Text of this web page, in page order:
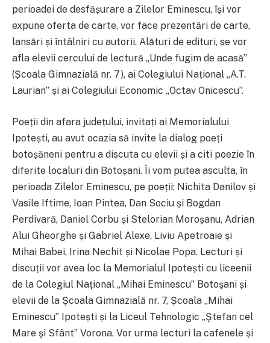
perioadei de desfășurare a Zilelor Eminescu, își vor
expune oferta de carte, vor face prezentări de carte,
lansări și întâlniri cu autorii. Alături de edituri, se vor
afla elevii cercului de lectură „Unde fugim de acasă”
(Școala Gimnazială nr. 7), ai Colegiului Național „A.T.
Laurian” și ai Colegiului Economic „Octav Onicescu”.
Poeții din afara județului, invitați ai Memorialului
Ipotești, au avut ocazia să invite la dialog poeți
botoșăneni pentru a discuta cu elevii și a citi poezie în
diferite localuri din Botoșani. Îi vom putea asculta, în
perioada Zilelor Eminescu, pe poeții: Nichita Danilov și
Vasile Iftime, Ioan Pintea, Dan Sociu și Bogdan
Perdivară, Daniel Corbu și Stelorian Moroșanu, Adrian
Alui Gheorghe și Gabriel Alexe, Liviu Apetroaie și
Mihai Babei, Irina Nechit și Nicolae Popa. Lecturi și
discuții vor avea loc la Memorialul Ipotești cu liceenii
de la Colegiul Național „Mihai Eminescu” Botoșani și
elevii de la Școala Gimnazială nr. 7, Școala „Mihai
Eminescu” Ipotești și la Liceul Tehnologic „Ştefan cel
Mare şi Sfânt” Vorona. Vor urma lecturi la cafenele și